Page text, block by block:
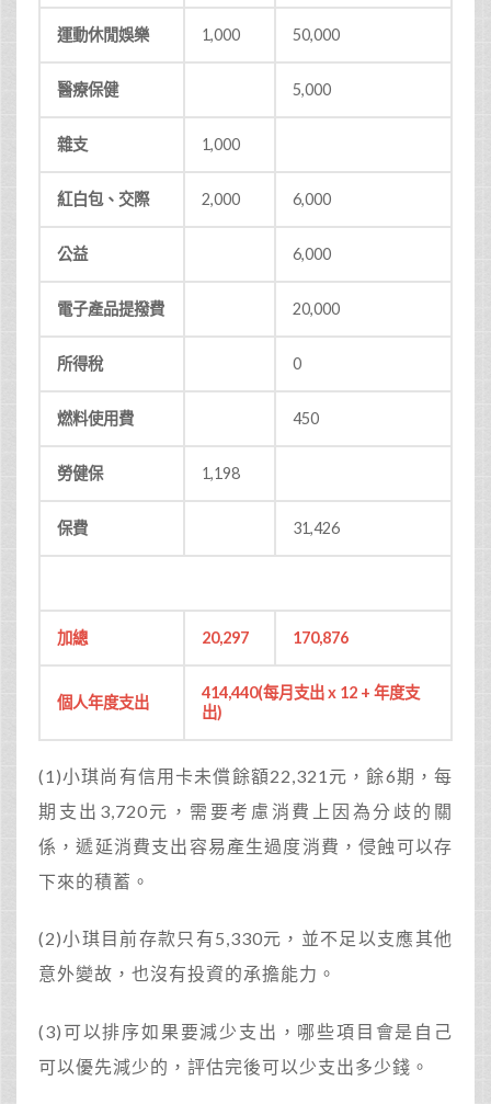
運動休閒娛樂 1,000 50,000
醫療保健 5,000
雜支 1,000
紅白包、交際 2,000 6,000
公益 6,000
電子產品提撥費 20,000
所得稅 0
燃料使用費 450
勞健保 1,198
保費 31,426
加總 20,297 170,876
個人年度支出
414,440(每月支出 x 12 + 年度支
出)
(1)小琪尚有信用卡未償餘額22,321元，餘6期，每
期支出3,720元，需要考慮消費上因為分歧的關
係，遞延消費支出容易產生過度消費，侵蝕可以存
下來的積蓄。
(2)小琪目前存款只有5,330元，並不足以支應其他
意外變故，也沒有投資的承擔能力。
(3)可以排序如果要減少支出，哪些項目會是自己
可以優先減少的，評估完後可以少支出多少錢。